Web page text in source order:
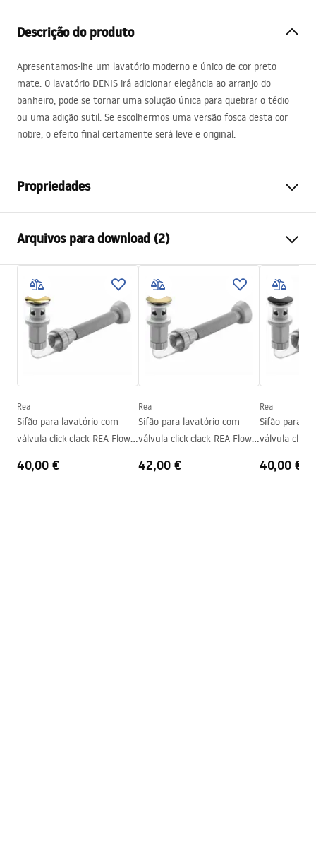
Descrição do produto
Apresentamos-lhe um lavatório moderno e único de cor preto
mate. O lavatório DENIS irá adicionar elegância ao arranjo do
banheiro, pode se tornar uma solução única para quebrar o tédio
ou uma adição sutil. Se escolhermos uma versão fosca desta cor
nobre, o efeito final certamente será leve e original.
Propriedades
Materiais
Cerâmica sanitária
Cor
Preto
Acabamento
Fosco
Comprimento
610
Largura
350mm
Altura
110
Forma
Furo da bateria
Não
Arquivos para download (2)
Instruções de montagem
Condições de garantia
Rea
Sifão para lavatório com
válvula click-clack REA Flow
40,00 €
Rea
Sifão para lavatório com
válvula click-clack REA Flow
42,00 €
Rea
Sifão para
válvula click-
40,00 €